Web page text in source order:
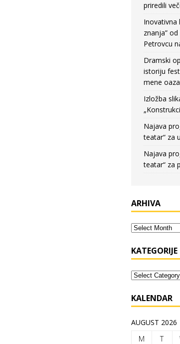
priredili
Inovativna
znanja”
Petrovcu
Dramski
istoriju
mene oaza
Izložba
Najava
teatar“ za
Najava
teatar“ za
ARHIVA
KATEGORIJE
KALENDAR
AUGUST 2026
M
T